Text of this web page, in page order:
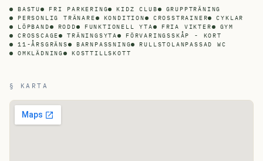
BASTU FRI PARKERING KIDZ CLUB
GRUPPTRÄNING
PERSONLIG TRÄNARE
KONDITION CROSSTRAINER
CYKLAR
LÖPBAND
RODD FUNKTIONELL YTA FRIA VIKTER
GYM
CROSSCAGE
TRÄNINGSYTA
FÖRVARINGSSKÅP - KORT
11-ÅRSGRÄNS
BARNPASSNING
RULLSTOLANPASSAD WC
OMKLÄDNING
KOSTTILLSKOTT
§ KARTA